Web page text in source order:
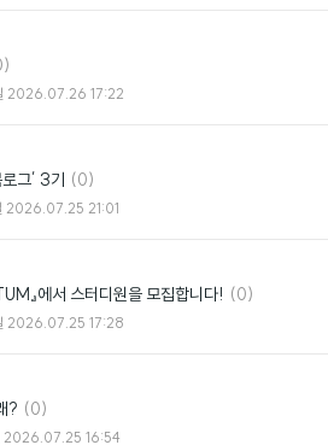
2026.07.26 17:22
그’ 3기 댓
글
(0)
2026.07.25 21:01
』에서 스터디원을 모집합니다! 댓
(0)
2026.07.25 17:28
? 댓
글
(0)
2026.07.25 16:54